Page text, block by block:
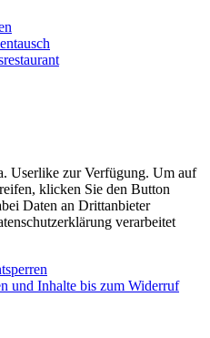
von
"Produkte
&
Userlike zur Verfügung. Um auf
klicken Sie den Button
Daten an Drittanbieter
verarbeitet
und Inhalte bis zum Widerruf